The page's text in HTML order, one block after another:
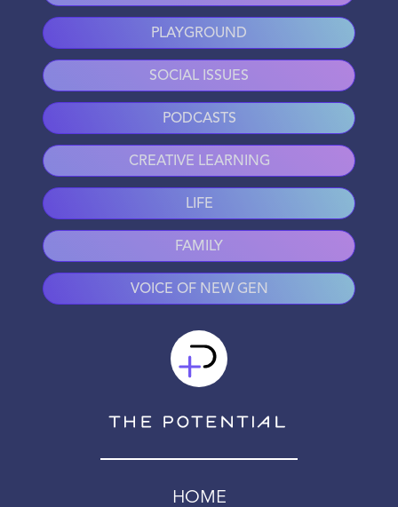
PLAYGROUND
SOCIAL ISSUES
PODCASTS
CREATIVE LEARNING
LIFE
FAMILY
VOICE OF NEW GEN
HOME